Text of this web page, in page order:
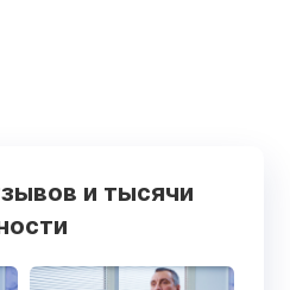
и тысячи